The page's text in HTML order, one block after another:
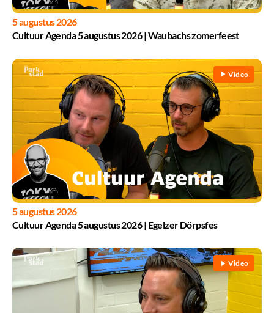
5 augustus 2026
Cultuur Agenda 5 augustus 2026 | Waubachs zomerfeest
Video
5 augustus 2026
Cultuur Agenda 5 augustus 2026 | Egelzer Dörpsfes
Video